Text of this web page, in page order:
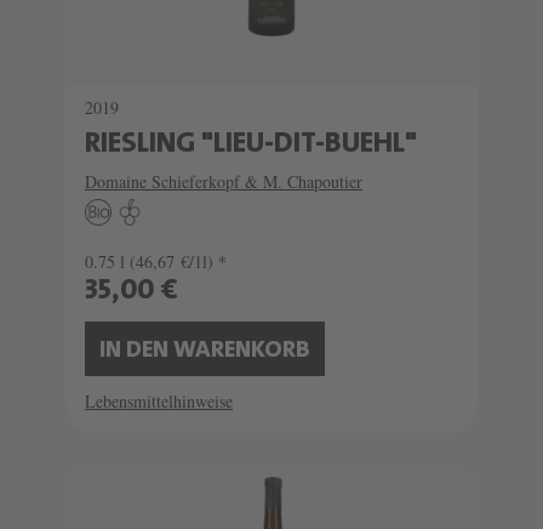
2019
RIESLING "LIEU-DIT-BUEHL"
Domaine Schieferkopf & M. Chapoutier
0.75 l (46,67 €/1l) *
35,00 €
IN DEN WARENKORB
Lebensmittelhinweise